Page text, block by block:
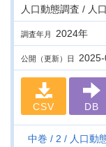
人口動態調査 / 人
調査年月 2024年
公開（更新）日
CSV DB
中巻 2
人口動